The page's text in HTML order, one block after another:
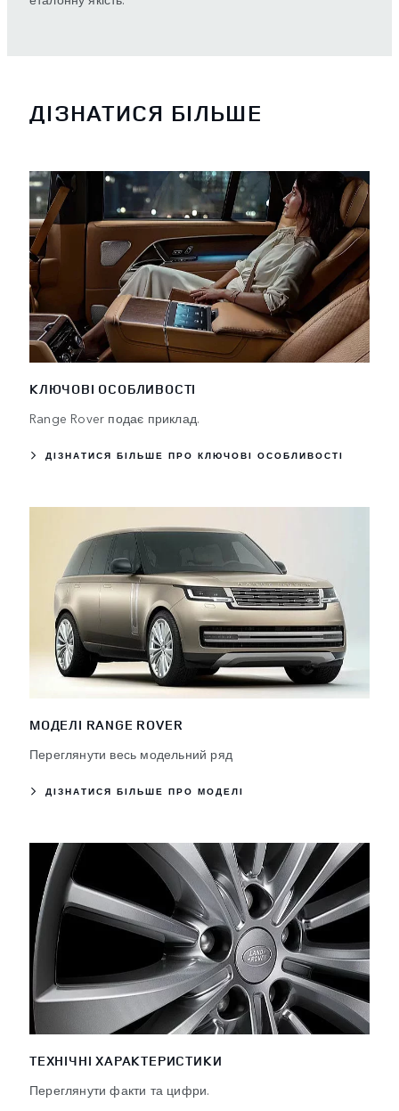
ДІЗНАТИСЯ БІЛЬШЕ
КЛЮЧОВІ ОСОБЛИВОСТІ
Range Rover подає приклад.
ДІЗНАТИСЯ БІЛЬШЕ ПРО КЛЮЧОВІ ОСОБЛИВОСТІ
МОДЕЛІ RANGE ROVER
Переглянути весь модельний ряд
ДІЗНАТИСЯ БІЛЬШЕ ПРО МОДЕЛІ
ТЕХНІЧНІ ХАРАКТЕРИСТИКИ
Переглянути факти та цифри.